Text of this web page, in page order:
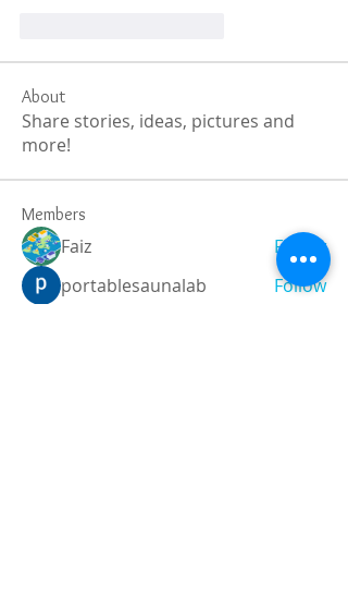
About
Share stories, ideas, pictures and
more!
Members
Faiz
Follow
portablesaunalab
Follow